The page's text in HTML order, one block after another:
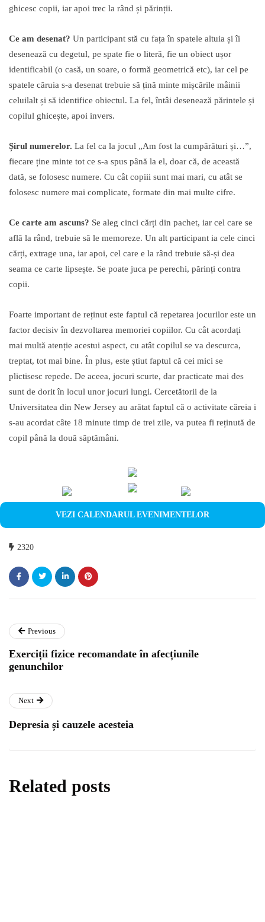
ghicesc copii, iar apoi trec la rând și părinții.
Ce am desenat? Un participant stă cu fața în spatele altuia și îi
desenează cu degetul, pe spate fie o literă, fie un obiect ușor
identificabil (o casă, un soare, o formă geometrică etc), iar cel pe
spatele căruia s-a desenat trebuie să țină minte mișcările mâinii
celuilalt și să identifice obiectul. La fel, întâi desenează părintele și
copilul ghicește, apoi invers.
Șirul numerelor. La fel ca la jocul „Am fost la cumpărături și…”,
fiecare ține minte tot ce s-a spus până la el, doar că, de această
dată, se folosesc numere. Cu cât copiii sunt mai mari, cu atât se
folosesc numere mai complicate, formate din mai multe cifre.
Ce carte am ascuns? Se aleg cinci cărți din pachet, iar cel care se
află la rând, trebuie să le memoreze. Un alt participant ia cele cinci
cărți, extrage una, iar apoi, cel care e la rând trebuie să-și dea
seama ce carte lipsește. Se poate juca pe perechi, părinți contra
copii.
Foarte important de reținut este faptul că repetarea jocurilor este un
factor decisiv în dezvoltarea memoriei copiilor. Cu cât acordați
mai multă atenție acestui aspect, cu atât copilul se va descurca,
treptat, tot mai bine. În plus, este știut faptul că cei mici se
plictisesc repede. De aceea, jocuri scurte, dar practicate mai des
sunt de dorit în locul unor jocuri lungi. Cercetătorii de la
Universitatea din New Jersey au arătat faptul că o activitate căreia i
s-au acordat câte 18 minute timp de trei zile, va putea fi reținută de
copil până la două săptămâni.
VEZI CALENDARUL EVENIMENTELOR
2320
Previous
Exerciții fizice recomandate în afecțiunile
genunchilor
Next
Depresia și cauzele acesteia
Related posts